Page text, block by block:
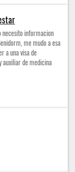
necesito informacion
me mudo a esa
a una visa de
auxiliar de medicina